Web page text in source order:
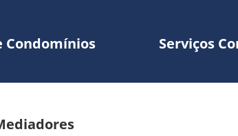
Condomínios Serviços